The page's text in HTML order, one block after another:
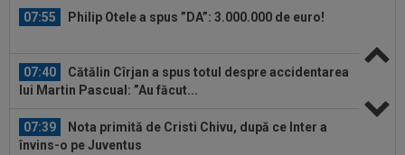
07:55 Philip Otele a spus ”DA”: 3.000.000 de euro!
07:40
Cătălin Cîrjan a spus totul despre accidentarea
lui Martin Pascual: ”Au făcut...
07:39
Nota primită de Cristi Chivu, după ce Inter a
învins-o pe Juventus